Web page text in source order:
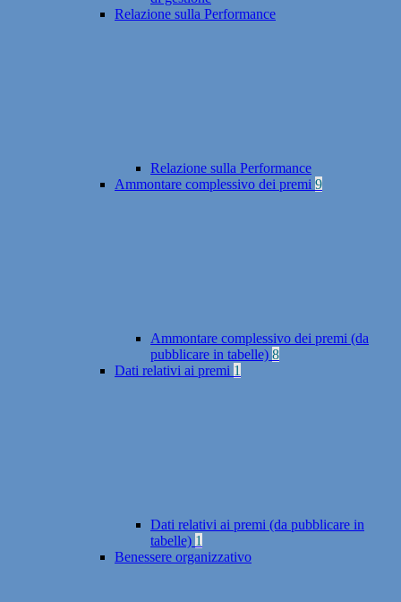
Relazione sulla Performance
Relazione sulla Performance
Ammontare complessivo dei premi 9
Ammontare complessivo dei premi (da
pubblicare in tabelle) 8
Dati relativi ai premi 1
Dati relativi ai premi (da pubblicare in
tabelle) 1
Benessere organizzativo